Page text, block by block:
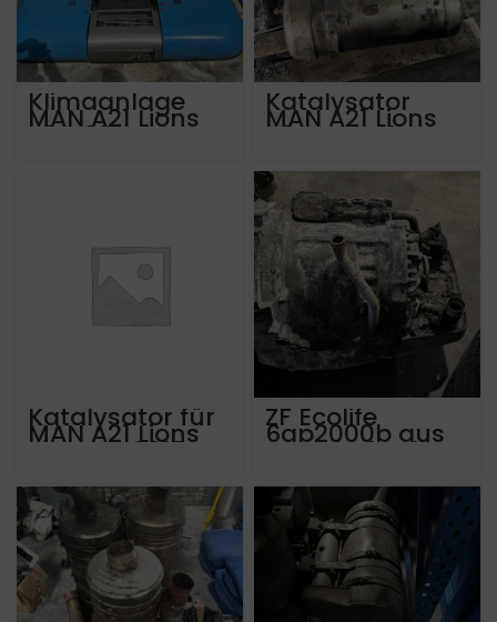
Klimaanlage
MAN A21 Lions
City 32 KW
Katalysator
MAN A21 Lions
City Euro 6 ca
31835461100
Katalysator für
MAN A21 Lions
city von 2015
km
31.98.5353.0.00
36.151036041
ZF Ecolife
6ap2000b aus
Brandschaden
City 2021 ca
210.000 km